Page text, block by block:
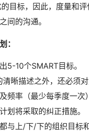
目标，因此，度量和评
间的沟通。
：
5-10个SMART目标。
晰描述之外，还必须
频率（最少每季度一次
划将采取的纠正措施。
与上/下/下的组织目标